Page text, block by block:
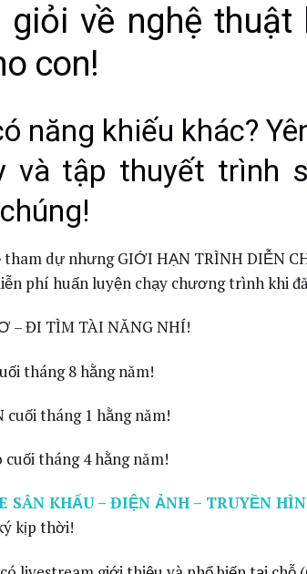
giỏi về nghệ thuật
con!
năng khiếu khác?
và tập thuyết trình
dự nhưng GIỚI HẠN TRÌNH DIỄN
phí huấn luyện chạy chương trình khi
– ĐI TÌM TÀI NĂNG NHÍ!
tháng 8 hằng năm!
cuối tháng 1 hằng năm!
cuối tháng 4 hằng năm!
SÂN KHẤU – ĐIỆN ẢNH – TRUYỀN
kịp thời!